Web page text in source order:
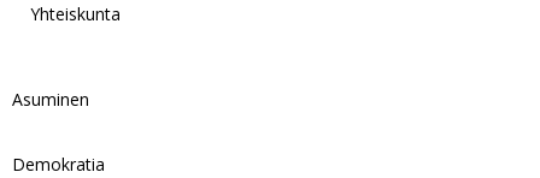
Yhteiskunta
Asuminen
Demokratia